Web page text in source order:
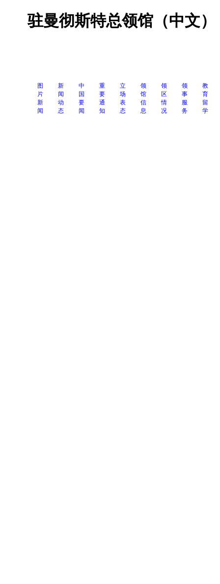
驻曼彻斯特总领馆（中文）
图
片
新
闻
新
闻
动
态
中
国
要
闻
重
要
通
知
立
场
表
态
领
馆
信
息
领
区
情
况
领
事
服
务
教
育
留
学